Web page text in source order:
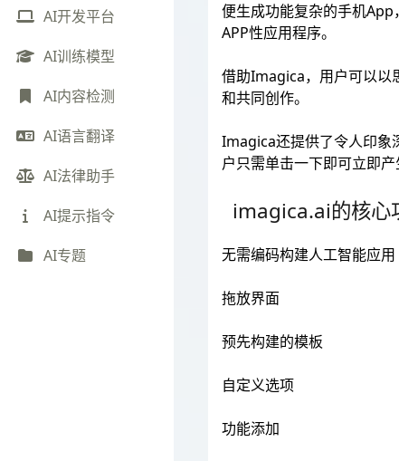
AI开发平台
AI训练模型
AI内容检测
AI语言翻译
AI法律助手
AI提示指令
AI专题
便生成功能复杂的手机
APP性应用程序。
借助Imagica，用户可以以
和共同创作。
Imagica还提供了令人印象
户只需单击一下即可立即
imagica.ai的核心
无需编码构建人工智能应用
拖放界面
预先构建的模板
自定义选项
功能添加